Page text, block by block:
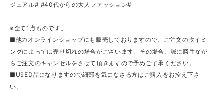
ジュアル# #40代からの大人ファッション#
※全て1点ものです。
■他のオンラインショップにも販売しておりますので、ご注文のタイミ
ングによっては売り切れの場合がございます。その場合、誠に勝手なが
らご注文のキャンセルをさせて頂きますので予めご了承ください。
■USED品になりますので細部を気になさる方はご購入をお控え下さ
い。